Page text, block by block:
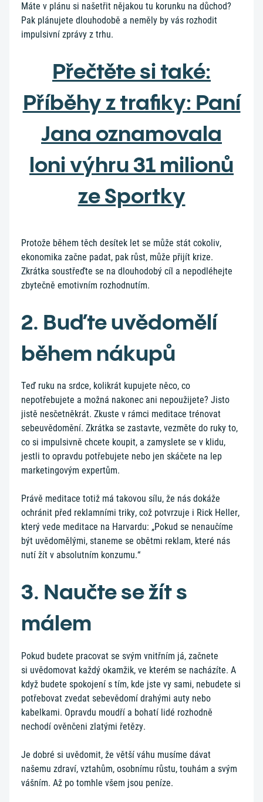
Máte v plánu si našetřit nějakou tu korunku na důchod?
Pak plánujete dlouhodobě a neměly by vás rozhodit
impulsivní zprávy z trhu.
Přečtěte si také:
Příběhy z trafiky: Paní
Jana oznamovala
loni výhru 31 milionů
ze Sportky
Protože během těch desítek let se může stát cokoliv,
ekonomika začne padat, pak růst, může přijít krize.
Zkrátka soustřeďte se na dlouhodobý cíl a nepodléhejte
zbytečně emotivním rozhodnutím.
2. Buďte uvědomělí
během nákupů
Teď ruku na srdce, kolikrát kupujete něco, co
nepotřebujete a možná nakonec ani nepoužijete? Jisto
jistě nesčetněkrát. Zkuste v rámci meditace trénovat
sebeuvědomění. Zkrátka se zastavte, vezměte do ruky to,
co si impulsivně chcete koupit, a zamyslete se v klidu,
jestli to opravdu potřebujete nebo jen skáčete na lep
marketingovým expertům.
Právě meditace totiž má takovou sílu, že nás dokáže
ochránit před reklamními triky, což potvrzuje i Rick Heller,
který vede meditace na Harvardu: „Pokud se nenaučíme
být uvědomělými, staneme se obětmi reklam, které nás
nutí žít v absolutním konzumu.“
3. Naučte se žít s
málem
Pokud budete pracovat se svým vnitřním já, začnete
si uvědomovat každý okamžik, ve kterém se nacházíte. A
když budete spokojení s tím, kde jste vy sami, nebudete si
potřebovat zvedat sebevědomí drahými auty nebo
kabelkami. Opravdu moudří a bohatí lidé rozhodně
nechodí ověnčeni zlatými řetězy.
Je dobré si uvědomit, že větší váhu musíme dávat
našemu zdraví, vztahům, osobnímu růstu, touhám a svým
vášním. Až po tomhle všem jsou peníze.